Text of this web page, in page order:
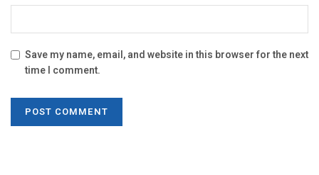
Save my name, email, and website in this browser for the next
time I comment.